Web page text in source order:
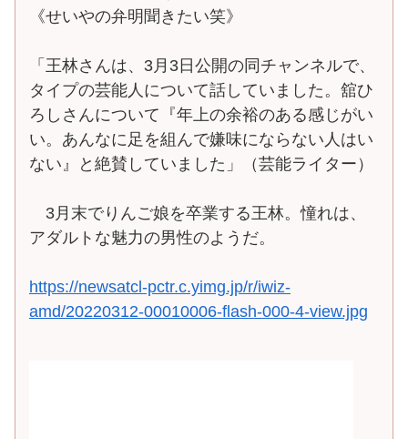
《せいやの弁明聞きたい笑》
「王林さんは、3月3日公開の同チャンネルで、
タイプの芸能人について話していました。舘ひ
ろしさんについて『年上の余裕のある感じがい
い。あんなに足を組んで嫌味にならない人はい
ない』と絶賛していました」（芸能ライター）
3月末でりんご娘を卒業する王林。憧れは、
アダルトな魅力の男性のようだ。
https://newsatcl-pctr.c.yimg.jp/r/iwiz-
amd/20220312-00010006-flash-000-4-view.jpg